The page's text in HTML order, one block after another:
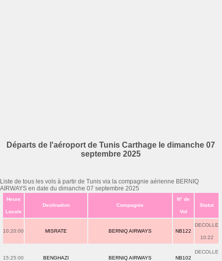
Départs de l'aéroport de Tunis Carthage le dimanche 07
septembre 2025
Liste de tous les vols à partir de Tunis via la compagnie aérienne BERNIQ
AIRWAYS en date du dimanche 07 septembre 2025
Heure
Locale
Destination Compagnie
N° de
Vol
Statut
10:20:00 MISRATE BERNIQ AIRWAYS NB122
DECOLLE
10:22
15:25:00 BENGHAZI BERNIQ AIRWAYS NB102
DECOLLE